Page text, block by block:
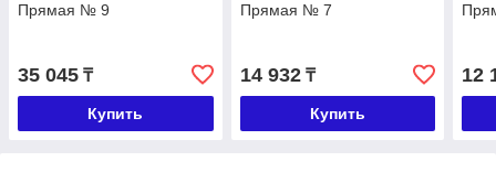
Прямая № 9
35 045 ₸
Купить
Прямая № 7
14 932₸
Купить
12